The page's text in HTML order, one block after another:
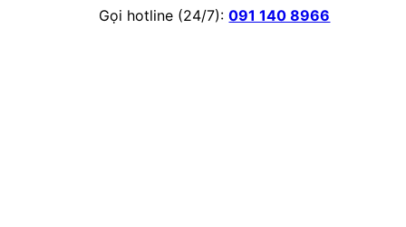
Gọi hotline (24/7): 091 140 8966